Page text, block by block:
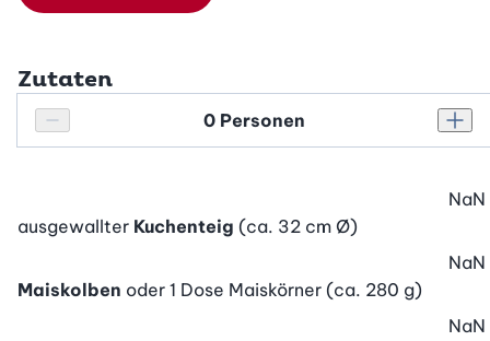
Zutaten
Personenanzahl verringern
Personenanzahl
ausgewallter Kuchenteig (ca. 32 cm Ø)
NaN
Maiskolben oder 1 Dose Maiskörner (ca. 280 g)
NaN
NaN